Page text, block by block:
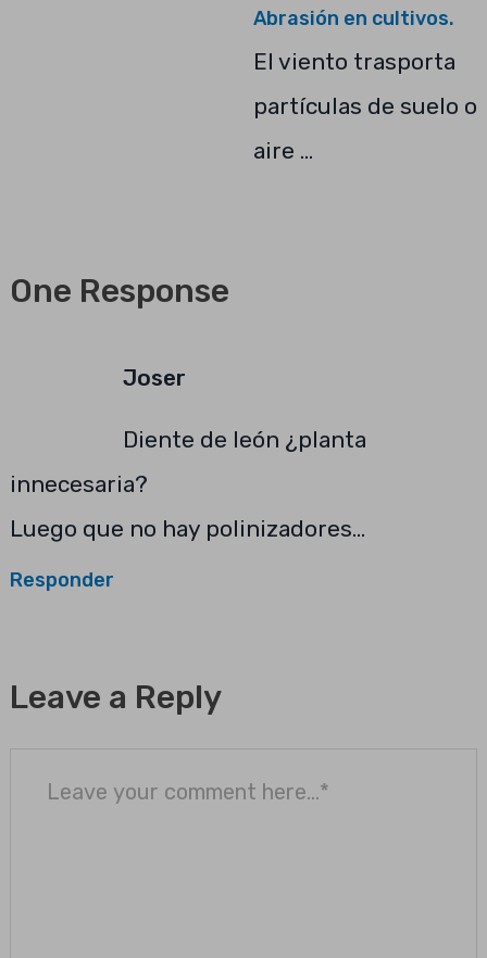
Abrasión en cultivos.
El viento trasporta
partículas de suelo o
aire …
One Response
Joser
Diente de león ¿planta
innecesaria?
Luego que no hay polinizadores…
Responder
Leave a Reply